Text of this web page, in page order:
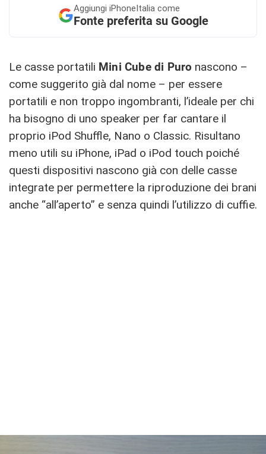
Aggiungi iPhoneItalia come
Fonte preferita su Google
Le casse portatili Mini Cube di Puro nascono –
come suggerito già dal nome – per essere
portatili e non troppo ingombranti, l’ideale per chi
ha bisogno di uno speaker per far cantare il
proprio iPod Shuffle, Nano o Classic. Risultano
meno utili su iPhone, iPad o iPod touch poiché
questi dispositivi nascono già con delle casse
integrate per permettere la riproduzione dei brani
anche “all’aperto” e senza quindi l’utilizzo di cuffie.